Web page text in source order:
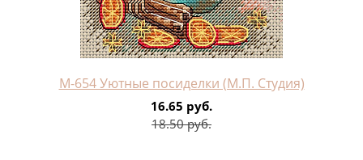
М-654 Уютные посиделки (М.П. Студия)
16.65 руб.
18.50 руб.